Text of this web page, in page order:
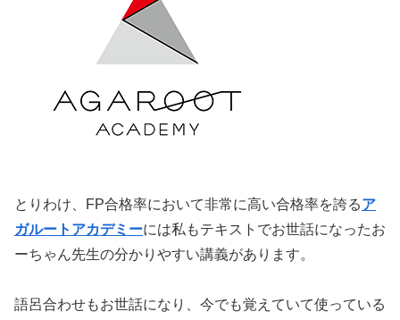
とりわけ、FP合格率において非常に高い合格率を誇るア
ガルートアカデミーには私もテキストでお世話になったお
ーちゃん先生の分かりやすい講義があります。
語呂合わせもお世話になり、今でも覚えていて使っている